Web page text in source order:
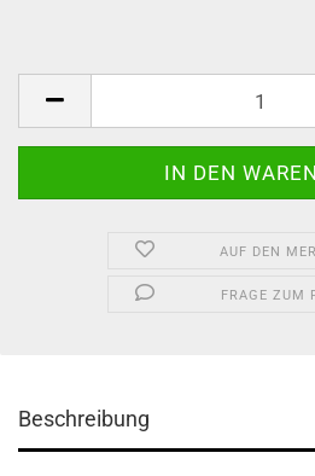
AUF DEN
FRAGE ZUM
Beschreibung